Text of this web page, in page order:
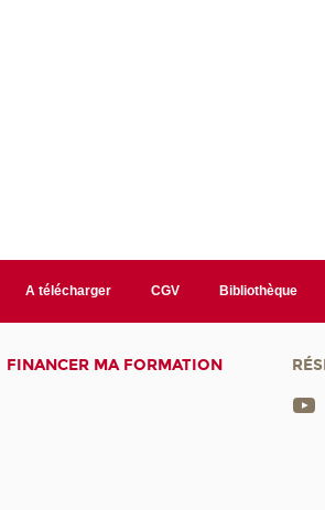
A télécharger CGV Bibliothèque
FINANCER MA FORMATION